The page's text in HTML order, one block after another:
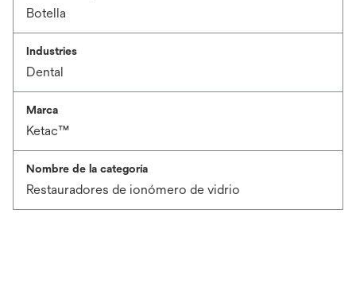
Botella
Industries
Dental
Marca
Ketac™
Nombre de la categoría
Restauradores de ionómero de vidrio